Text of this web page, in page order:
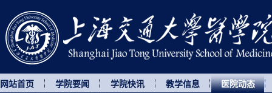
网站首页 学院要闻 学院快讯 教学信息 医院动态